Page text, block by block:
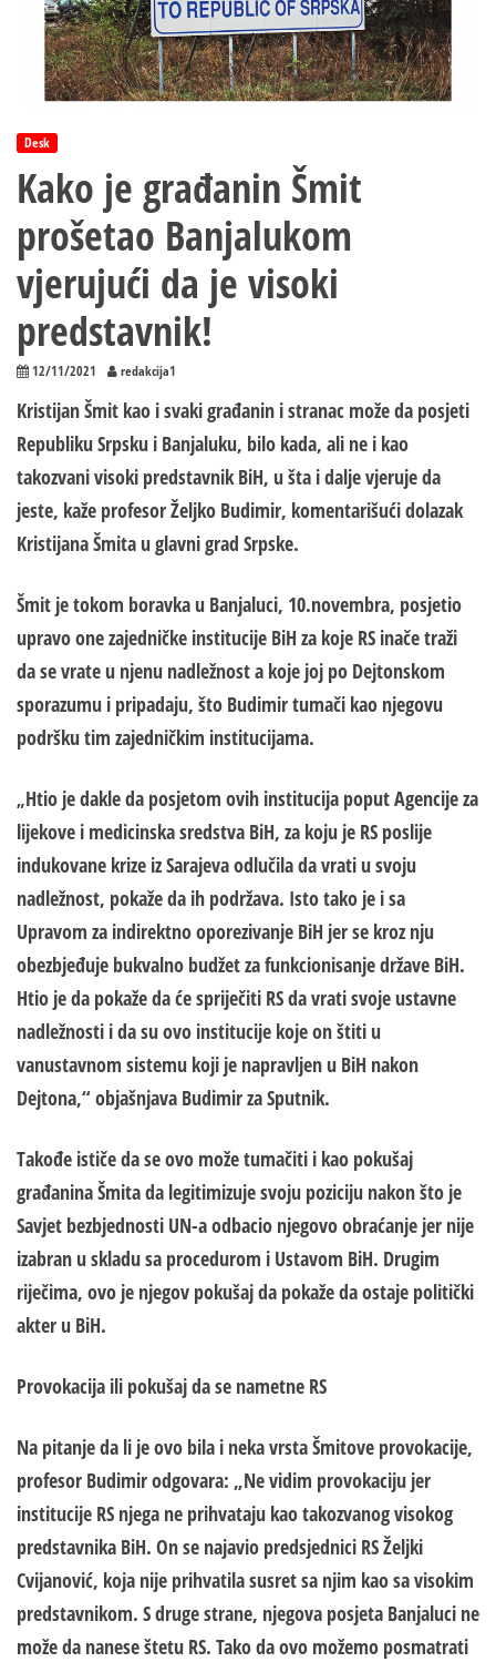
Desk
Kako je građanin Šmit
prošetao Banjalukom
vjerujući da je visoki
predstavnik!
12/11/2021 redakcija1
Kristijan Šmit kao i svaki građanin i stranac može da posјeti
RepublikuSrpsku i Banjaluku, bilo kada, ali ne i kao
takozvani visoki predstavnik BiH, u šta i dalje vjeruje da
jeste, kaže profesor Željko Budimir, komentarišući dolazak
Kristijana Šmita u glavni grad Srpske.
Šmit je tokom boravka u Banjaluci, 10.novembra, posjetio
upravo one zajedničke institucije BiH za koje RS inače traži
da se vrate u njenu nadležnost a koje joj po Dejtonskom
sporazumu i pripadaju, što Budimir tumači kao njegovu
podršku tim zajedničkim institucijama.
„Htio je dakle da posjetom ovih institucija poput Agencije za
lijekove i medicinska sredstva BiH, za koju je RS poslije
indukovane krize iz Sarajeva odlučila da vrati u svoju
nadležnost, pokaže da ih podržava. Isto tako je i sa
Upravom za indirektno oporezivanje BiH jer se kroz nju
obezbjeđuje bukvalno budžet za funkcionisanje države BiH.
Htio je da pokaže da ćespriječiti RS da vrati svoje ustavne
nadležnosti i da su ovo institucije koje on štiti u
vanustavnom sistemu koji je napravljen u BiH nakon
Dejtona,“ objašnjava Budimir za Sputnik.
Takođe ističe da se ovo može tumačiti i kao pokušaj
građanina Šmitada legitimizuje svoju poziciju nakon što je
Savjet bezbjednosti UN-aodbacio njegovo obraćanje jer nije
izabran u skladu sa procedurom i Ustavom BiH. Drugim
riječima, ovo je njegov pokušaj da pokaže da ostaje politički
akter u BiH.
Provokacija ili pokušaj da se nametne RS
Na pitanje da li je ovo bila i neka vrsta Šmitove provokacije,
profesor Budimir odgovara: „Ne vidim provokaciju jer
institucije RS njega ne prihvataju kao takozvanog visokog
predstavnika BiH. On se najavio predsjednici RS Željki
Cvijanović, koja nije prihvatila susret sa njim kao sa visokim
predstavnikom. S druge strane, njegova posjeta Banjaluci ne
može da nanese štetu RS. Tako da ovo možemo posmatrati